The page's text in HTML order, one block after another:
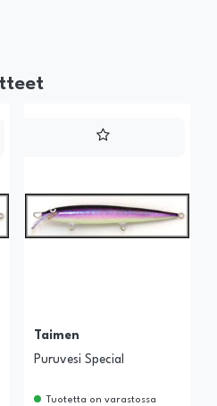
Taimen
Puruvesi Special
Tuotetta on varastossa